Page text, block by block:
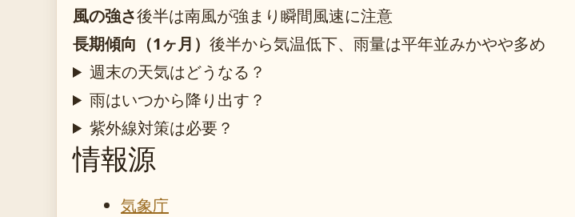
風の強さ後半は南風が強まり瞬間風速に注意
長期傾向（1ヶ月） 後半から気温低下、雨量は平年並みかやや多め
週末の天気はどうなる？
雨はいつから降り出す？
紫外線対策は必要？
情報源
気象庁